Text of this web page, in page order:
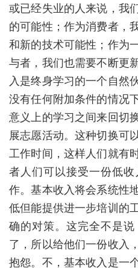
或已经失业的人来说，我
的可能性；作为消费者，
和新的技术可能性；作为
与者，我们也需要不断更
入是终身学习的一个自然
没有任何附加条件的情况
意义上的学习之间来回切
展志愿活动。这种切换可
工作时间，这样人们就有
者人们可以接受一份低
作。基本收入将会系统性
低但能提供进一步培训的
确的对策。这完全不是
了，所以给他们一份收入
抱怨。不，基本收入是一